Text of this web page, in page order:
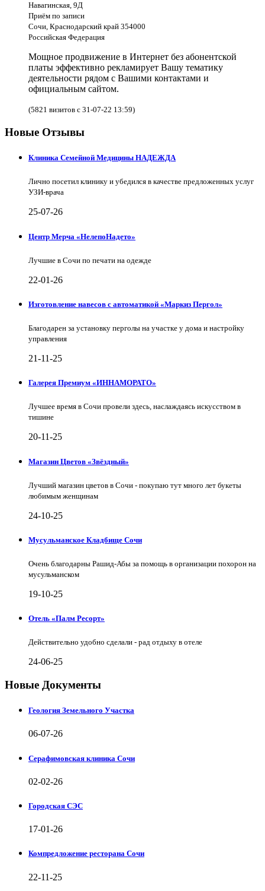
Навагинская, 9Д
Приём по записи
Сочи, Краснодарский край 354000
Российская Федерация
Мощное продвижение в Интернет без абонентской
платы эффективно рекламирует Вашу тематику
деятельности рядом с Вашими контактами и
официальным сайтом.
(5821 визитов с 31-07-22 13:59)
Новые Отзывы
Клиника Семейной Медицины НАДЕЖДА
Лично посетил клинику и убедился в качестве предложенных услуг
УЗИ-врача
25-07-26
Центр Мерча «НелепоНадето»
Лучшие в Сочи по печати на одежде
22-01-26
Изготовление навесов с автоматикой «Маркиз Пергол»
Благодарен за установку перголы на участке у дома и настройку
управления
21-11-25
Галерея Премиум «ИННАМОРАТО»
Лучшее время в Сочи провели здесь, наслаждаясь искусством в
тишине
20-11-25
Магазин Цветов «Звёздный»
Лучший магазин цветов в Сочи - покупаю тут много лет букеты
любимым женщинам
24-10-25
Мусульманское Кладбище Сочи
Очень благодарны Рашид-Абы за помощь в организации похорон на
мусульманском
19-10-25
Отель «Палм Ресорт»
Действительно удобно сделали - рад отдыху в отеле
24-06-25
Новые Документы
Геология Земельного Участка
06-07-26
Серафимовская клиника Сочи
02-02-26
Городская СЭС
17-01-26
Компредложение ресторана Сочи
22-11-25